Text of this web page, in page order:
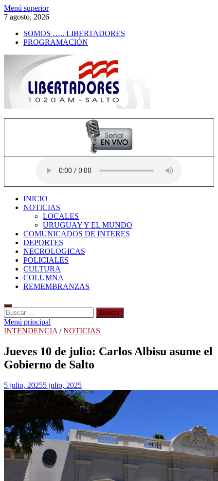
Saltar
al
Menú superior
7 agosto, 2026
SOMOS ….. LIBERTADORES
PROGRAMACIÓN
INICIO
NOTICIAS
LOCALES
URUGUAY Y EL MUNDO
COMUNICADOS DE INTERES
DEPORTES
NECROLOGICAS
POLICIALES
CULTURA
COLUMNA
REMEMBRANZAS
Buscar:
Menú principal
INTENDENCIA /NOTICIAS
Jueves 10 de julio: Carlos Albisu asume el
Gobierno de Salto
5 julio, 20255 julio, 2025